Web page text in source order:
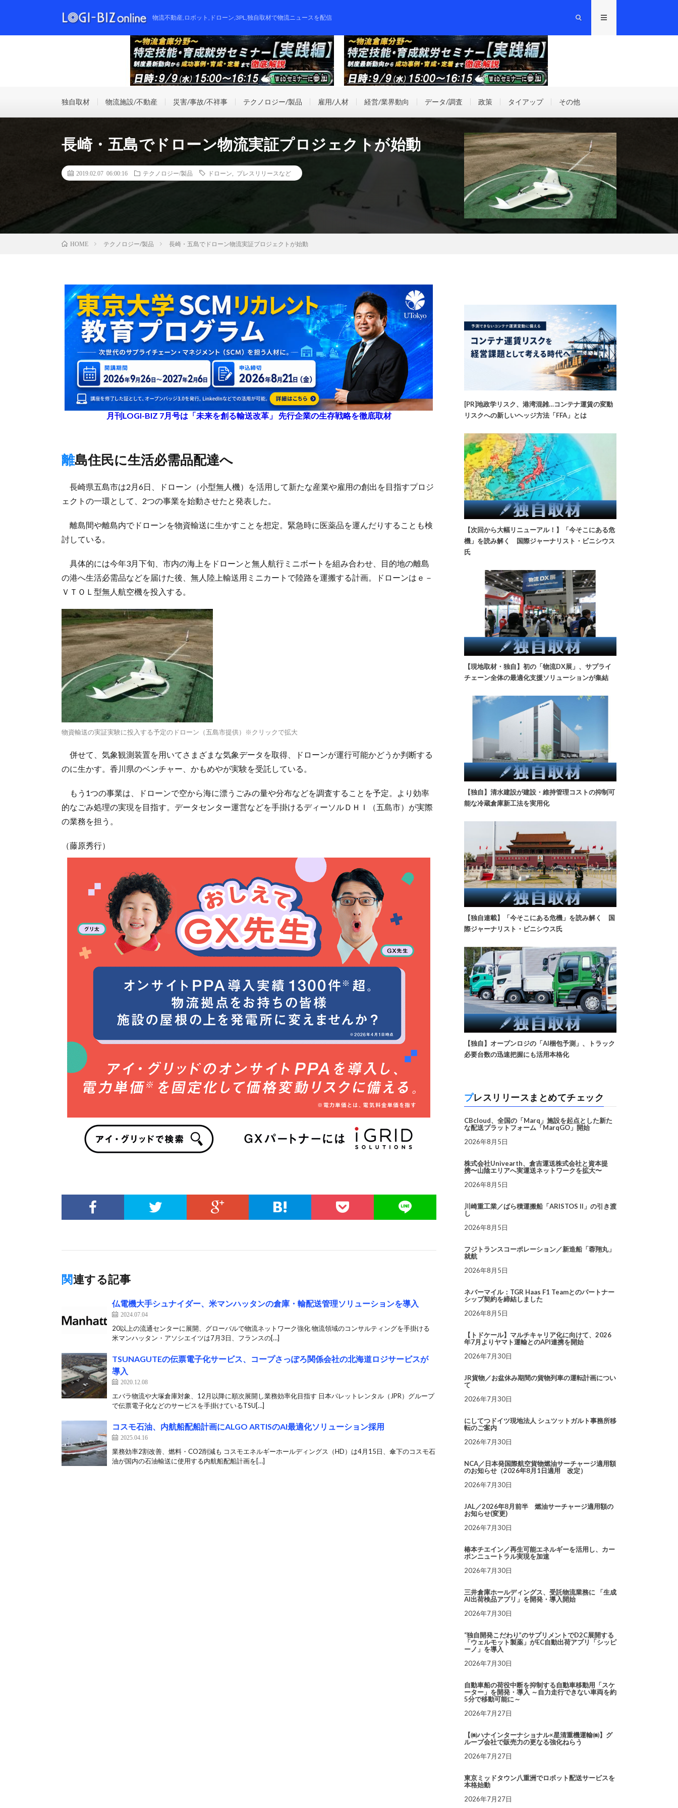
物流不動産,ロボット,ドローン,3PL,独自取材で物流ニュースを配信
独自取材 物流施設/不動産 災害/事故/不祥事 テクノロジー/製品 雇用/人材 経営/業界動向 データ/調査 政策 タイアップ その他
長崎・五島でドローン物流実証プロジェクトが始動
2019.02.07 06:00:16 テクノロジー/製品 ドローン プレスリリースなど
HOME テクノロジー/製品 長崎・五島でドローン物流実証プロジェクトが始動
月刊LOGI-BIZ 7月号は「未来を創る輸送改革」 先行企業の生存戦略を徹底取材
離島住民に生活必需品配達へ
長崎県五島市は2月6日、ドローン（小型無人機）を活用して新たな産業や雇用の創出を目指すプロジ
ェクトの一環として、2つの事業を始動させたと発表した。
離島間や離島内でドローンを物資輸送に生かすことを想定。緊急時に医薬品を運んだりすることも検
討している。
具体的には今年3月下旬、市内の海上をドローンと無人航行ミニボートを組み合わせ、目的地の離島
の港へ生活必需品などを届けた後、無人陸上輸送用ミニカートで陸路を運搬する計画。ドローンはｅ－
ＶＴＯＬ型無人航空機を投入する。
物資輸送の実証実験に投入する予定のドローン（五島市提供）※クリックで拡大
併せて、気象観測装置を用いてさまざまな気象データを取得、ドローンが運行可能かどうか判断する
のに生かす。香川県のベンチャー、かもめやが実験を受託している。
もう1つの事業は、ドローンで空から海に漂うごみの量や分布などを調査することを予定。より効率
的なごみ処理の実現を目指す。データセンター運営などを手掛けるディーソルＤＨＩ（五島市）が実際
の業務を担う。
（藤原秀行）
関連する記事
仏電機大手シュナイダー、米マンハッタンの倉庫・輸配送管理ソリューションを導入
2024.07.04
20以上の流通センターに展開、グローバルで物流ネットワーク強化 物流領域のコンサルティングを手掛ける
米マンハッタン・アソシエイツは7月3日、フランスの[…]
TSUNAGUTEの伝票電子化サービス、コープさっぽろ関係会社の北海道ロジサービスが
導入
2020.12.08
エバラ物流や大塚倉庫対象、12月以降に順次展開し業務効率化目指す 日本パレットレンタル（JPR）グループ
で伝票電子化などのサービスを手掛けているTSU[…]
コスモ石油、内航船配船計画にALGO ARTISのAI最適化ソリューション採用
2025.04.16
業務効率2割改善、燃料・CO2削減も コスモエネルギーホールディングス（HD）は4月15日、傘下のコスモ石
油が国内の石油輸送に使用する内航船配船計画を[…]
[PR]地政学リスク、港湾混雑…コンテナ運賃の変動
リスクへの新しいヘッジ方法「FFA」とは
【次回から大幅リニューアル！】「今そこにある危
機」を読み解く 国際ジャーナリスト・ビニシウス
氏
【現地取材・独自】初の「物流DX展」、サプライ
チェーン全体の最適化支援ソリューションが集結
【独自】清水建設が建設・維持管理コストの抑制可
能な冷蔵倉庫新工法を実用化
【独自連載】「今そこにある危機」を読み解く 国
際ジャーナリスト・ビニシウス氏
【独自】オープンロジの「AI梱包予測」、トラック
必要台数の迅速把握にも活用本格化
プレスリリースまとめてチェック
CBcloud、全国の「Marq」施設を起点とした新た
な配送プラットフォーム「MarqGO」開始
2026年8月5日
株式会社Univearth、倉吉運送株式会社と資本提
携〜山陰エリアへ実運送ネットワークを拡大〜
2026年8月5日
川崎重工業／ばら積運搬船「ARISTOS II」の引き渡
し
2026年8月5日
フジトランスコーポレーション／新造船「蓉翔丸」
就航
2026年8月5日
ネバーマイル：TGR Haas F1 Teamとのパートナー
シップ契約を締結しました
2026年8月5日
【トドケール】マルチキャリア化に向けて、2026
年7月よりヤマト運輸とのAPI連携を開始
2026年7月30日
JR貨物／お盆休み期間の貨物列車の運転計画につい
て
2026年7月30日
にしてつドイツ現地法人 シュツットガルト事務所移
転のご案内
2026年7月30日
NCA／日本発国際航空貨物燃油サーチャージ適用額
のお知らせ（2026年8月1日適用 改定）
2026年7月30日
JAL／2026年8月前半 燃油サーチャージ適用額の
お知らせ(変更)
2026年7月30日
椿本チエイン／再生可能エネルギーを活用し、カー
ボンニュートラル実現を加速
2026年7月30日
三井倉庫ホールディングス、受託物流業務に 「生成
AI出荷検品アプリ」を開発・導入開始
2026年7月30日
“独自開発こだわり”のサプリメントでD2C展開する
「ウェルモット製薬」がEC自動出荷アプリ「シッピ
ーノ」を導入
2026年7月30日
自動車船の荷役中断を抑制する自動車移動用「スケ
ーター」を開発・導入 ～自力走行できない車両を約
5分で移動可能に～
2026年7月27日
【㈱ハナインターナショナル×星清重機運輸㈱】グ
ループ会社で販売力の更なる強化ねらう
2026年7月27日
東京ミッドタウン八重洲でロボット配送サービスを
本格始動
2026年7月27日